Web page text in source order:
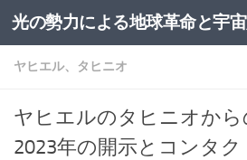
コンテンツへスキップ
光の勢力による地球革命と宇
ヤヒエル、タヒニオ
ヤヒエルのタヒニオか
2023年の開示とコンタ